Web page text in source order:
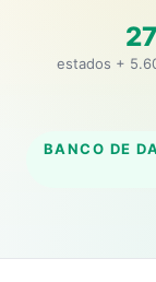
27
estados +
BANCO DE